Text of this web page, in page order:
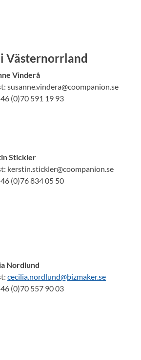
Västernorrland
Vinderå
susanne.vindera@coompanion.se
(0)70 591 19 93
Stickler
kerstin.stickler@coompanion.se
(0)76 834 05 50
Nordlund
cecilia.nordlund@bizmaker.se
(0)70 557 90 03